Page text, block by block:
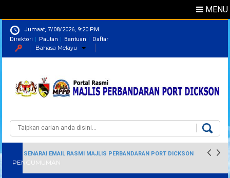
MENU
Jumaat, 7/08/2026, 9:20 PM
Direktori
Pautan Bantuan Daftar
Bahasa Melayu
Borang carian
Carian
PENGUMUMAN
SENARAI EMAIL RASMI MAJLIS PERBANDARAN PORT DICKSON